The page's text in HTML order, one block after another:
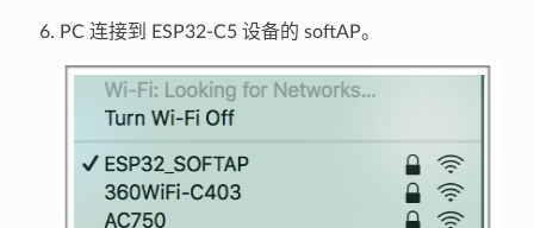
PC 连接到 ESP32-C5 设备的 softAP。